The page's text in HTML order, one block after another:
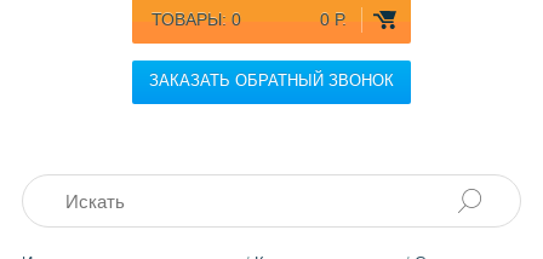
ТОВАРЫ: 0 0 Р.
ЗАКАЗАТЬ ОБРАТНЫЙ ЗВОНОК